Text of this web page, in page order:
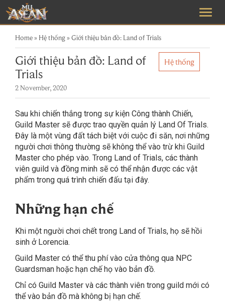
Home» Hệ thống»Giới thiệu bản đồ: Land of Trials
Giới thiệu bản đồ: Land of
Trials
Hệ thống
2 November, 2020
Sau khi chiến thắng trong sự kiện Công thành Chiến,
Guild Master sẽ được trao quyền quản lý Land Of Trials.
Đây là một vùng đất tách biệt với cuộc đi săn, nơi những
người chơi thông thường sẽ không thể vào trừ khi Guild
Master cho phép vào. Trong Land of Trials, các thành
viên guild và đồng minh sẽ có thể nhận được các vật
phẩm trong quá trình chiến đấu tại đây.
Những hạn chế
Khi một người chơi chết trong Land of Trials, họ sẽ hồi
sinh ở Lorencia.
Guild Master có thể thu phí vào cửa thông qua NPC
Guardsman hoặc hạn chế họ vào bản đồ.
Chỉ có Guild Master và các thành viên trong guild mới có
thể vào bản đồ mà không bị hạn chế.